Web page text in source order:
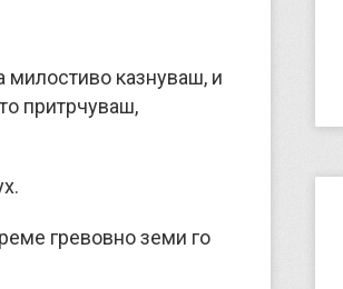
милостиво казнуваш, и
притрчуваш,
гревовно земи го